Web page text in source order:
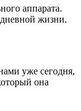
аппарата.
жизни.
уже сегодня,
она